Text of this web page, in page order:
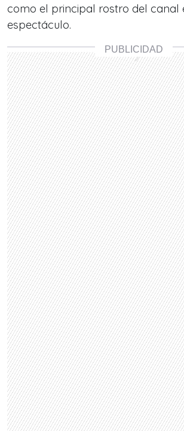
como el principal rostro del canal
espectáculo.